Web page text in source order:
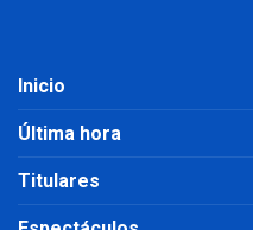
Inicio
Última hora
Titulares